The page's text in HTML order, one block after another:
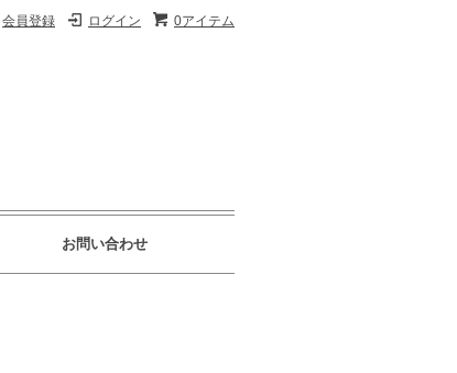
0アイテム
ログイン
会員登録
お問い合わせ